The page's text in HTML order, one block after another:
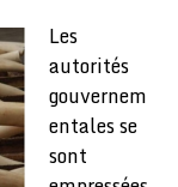
Les
autorités
gouvernem
entales se
sont